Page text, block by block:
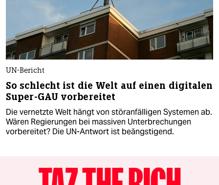
UN-Bericht
So schlecht ist die Welt auf einen digitalen
Super-GAU vorbereitet
Die vernetzte Welt hängt von störanfälligen Systemen ab.
Wären Regierungen bei massiven Unterbrechungen
vorbereitet? Die UN-Antwort ist beängstigend.